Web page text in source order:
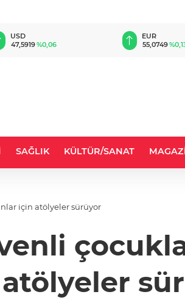
EUR
55,0749%0,13
GBP
64,1997
SAĞLIK KÜLTÜR/SANAT
için atölyeler sürüyor
atölyeler